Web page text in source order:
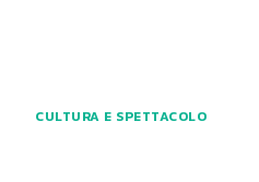
CULTURA E SPETTACOLO